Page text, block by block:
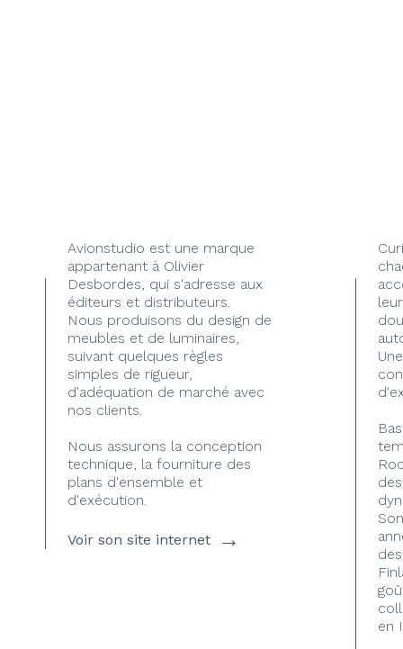
Avionstudio est une marque
appartenant à Olivier
Desbordes, qui s'adresse aux
éditeurs et distributeurs.
Nous produisons du design de
meubles et de luminaires,
suivant quelques règles
simples de rigueur,
d'adéquation de marché avec
nos clients.
Nous assurons la conception
technique, la fourniture des
plans d'ensemble et
d'exécution.
Voir son site internet →
en